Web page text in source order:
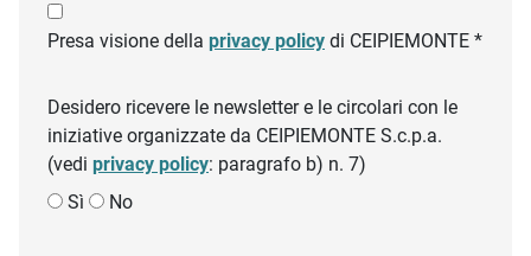
Presa visione della privacy policy di CEIPIEMONTE *
Desidero ricevere le newsletter e le circolari con le
iniziative organizzate da CEIPIEMONTE S.c.p.a.
(vedi privacy policy: paragrafo b) n. 7)
Sì
No